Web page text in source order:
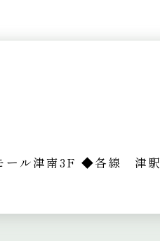
ル津南3F ◆各線 津駅よりバス・車10～15分